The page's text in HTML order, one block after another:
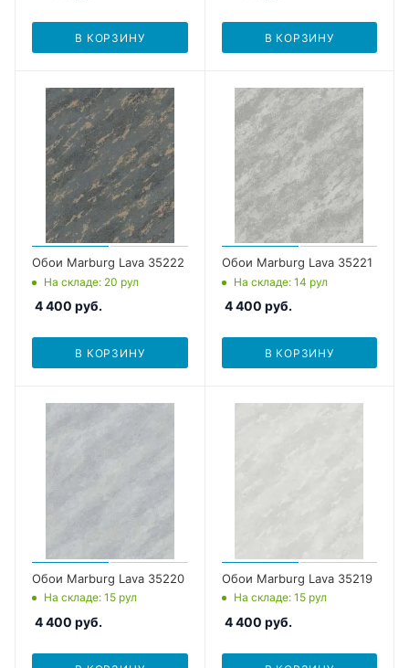
В КОРЗИНУ В КОРЗИНУ
Обои Marburg Lava 35222
На складе: 20 рул
4 400 руб.
В КОРЗИНУ
Обои Marburg Lava 35221
На складе: 14 рул
4 400 руб.
В КОРЗИНУ
Обои Marburg Lava 35220
На складе: 15 рул
4 400 руб.
Обои Marburg Lava 35219
На складе: 15 рул
4 400 руб.